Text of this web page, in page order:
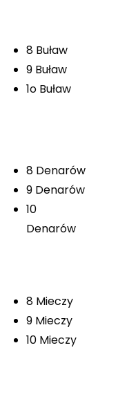
8 Buław
9 Buław
1o Buław
8 Denarów
9 Denarów
10
Denarów
8 Mieczy
9 Mieczy
10 Mieczy